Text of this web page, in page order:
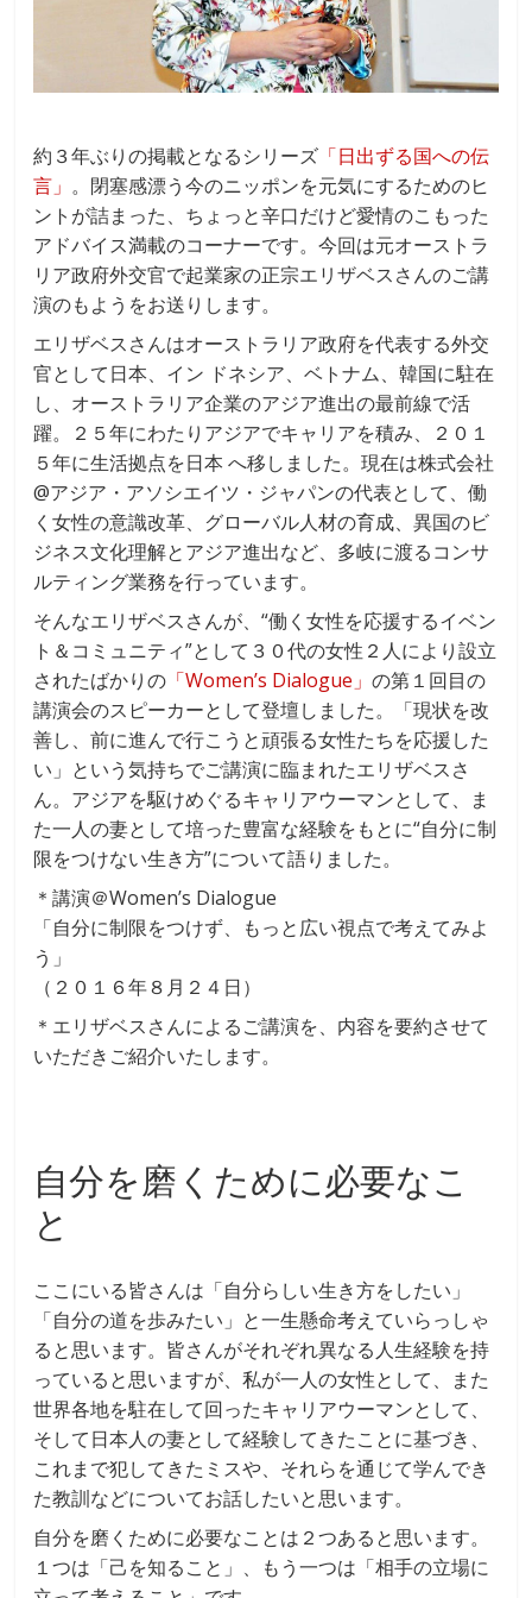
約３年ぶりの掲載となるシリーズ 「日出ずる国への伝
言」 。閉塞感漂う今のニッポンを元気にするためのヒ
ントが詰まった、ちょっと辛口だけど愛情のこもった
アドバイス満載のコーナーです。今回は元オーストラ
リア政府外交官で起業家の正宗エリザベスさんのご講
演のもようをお送りします。
エリザベスさんはオーストラリア政府を代表する外交
官として日本、イン ドネシア、ベトナム、韓国に駐在
し、オーストラリア企業のアジア進出の最前線で活
躍。２５年にわたりアジアでキャリアを積み、２０１
５年に生活拠点を日本 へ移しました。現在は株式会社
@アジア・アソシエイツ・ジャパンの代表として、働
く女性の意識改革、グローバル人材の育成、異国のビ
ジネス文化理解とアジア進出など、多岐に渡るコンサ
ルティング業務を行っています。
そんなエリザベスさんが、“働く女性を応援するイベン
ト＆コミュニティ”として３０代の女性２人により設立
されたばかりの 「Women’s Dialogue」の第１回目の
講演会のスピーカーとして登壇しました。「現状を改
善し、前に進んで行こうと頑張る女性たちを応援した
い」という気持ちでご講演に臨まれたエリザベスさ
ん。アジアを駆けめぐるキャリアウーマンとして、ま
た一人の妻として培った豊富な経験をもとに“自分に制
限をつけない生き方”について語りました。
＊講演＠Women’s Dialogue
「自分に制限をつけず、もっと広い視点で考えてみよ
う」
（２０１６年８月２４日）
＊エリザベスさんによるご講演を、内容を要約させて
いただきご紹介いたします。
自分を磨くために必要なこ
と
ここにいる皆さんは「自分らしい生き方をしたい」
「自分の道を歩みたい」と一生懸命考えていらっしゃ
ると思います。皆さんがそれぞれ異なる人生経験を持
っていると思いますが、私が一人の女性として、また
世界各地を駐在して回ったキャリアウーマンとして、
そして日本人の妻として経験してきたことに基づき、
これまで犯してきたミスや、それらを通じて学んでき
た教訓などについてお話したいと思います。
自分を磨くために必要なことは２つあると思います。
１つは「己を知ること」、もう一つは「相手の立場に